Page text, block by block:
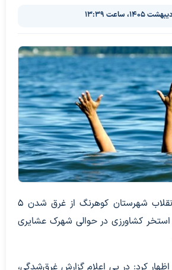
دادستان عمومی و انقلاب شهرستان کوهرنگ از غرق شدن ۵
کشاورزی در حوالی شهرک عشایری
کرد: در پی اعلام گزارش غرق‌شدگی،